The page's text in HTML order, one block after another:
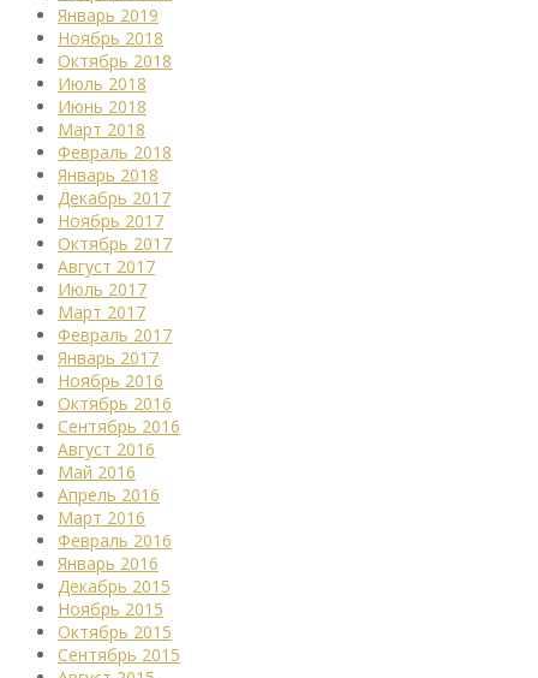
Январь 2019
Ноябрь 2018
Октябрь 2018
Июль 2018
Июнь 2018
Март 2018
Февраль 2018
Январь 2018
Декабрь 2017
Ноябрь 2017
Октябрь 2017
Август 2017
Июль 2017
Март 2017
Февраль 2017
Январь 2017
Ноябрь 2016
Октябрь 2016
Сентябрь 2016
Август 2016
Май 2016
Апрель 2016
Март 2016
Февраль 2016
Январь 2016
Декабрь 2015
Ноябрь 2015
Октябрь 2015
Сентябрь 2015